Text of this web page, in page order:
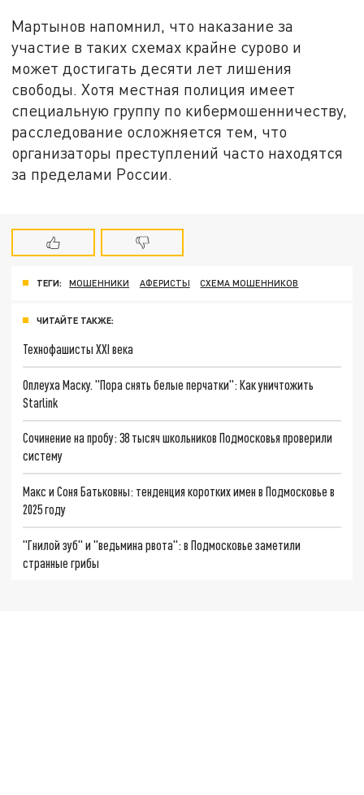
Мартынов напомнил, что наказание за
участие в таких схемах крайне сурово и
может достигать десяти лет лишения
свободы. Хотя местная полиция имеет
специальную группу по кибермошенничеству,
расследование осложняется тем, что
организаторы преступлений часто находятся
за пределами России.
ТЕГИ: МОШЕННИКИ АФЕРИСТЫ СХЕМА МОШЕННИКОВ
ЧИТАЙТЕ ТАКЖЕ:
Технофашисты XXI века
Оплеуха Маску. "Пора снять белые перчатки": Как уничтожить
Starlink
Сочинение на пробу: 38 тысяч школьников Подмосковья проверили
систему
Макс и Соня Батьковны: тенденция коротких имен в Подмосковье в
2025 году
"Гнилой зуб" и "ведьмина рвота": в Подмосковье заметили
странные грибы